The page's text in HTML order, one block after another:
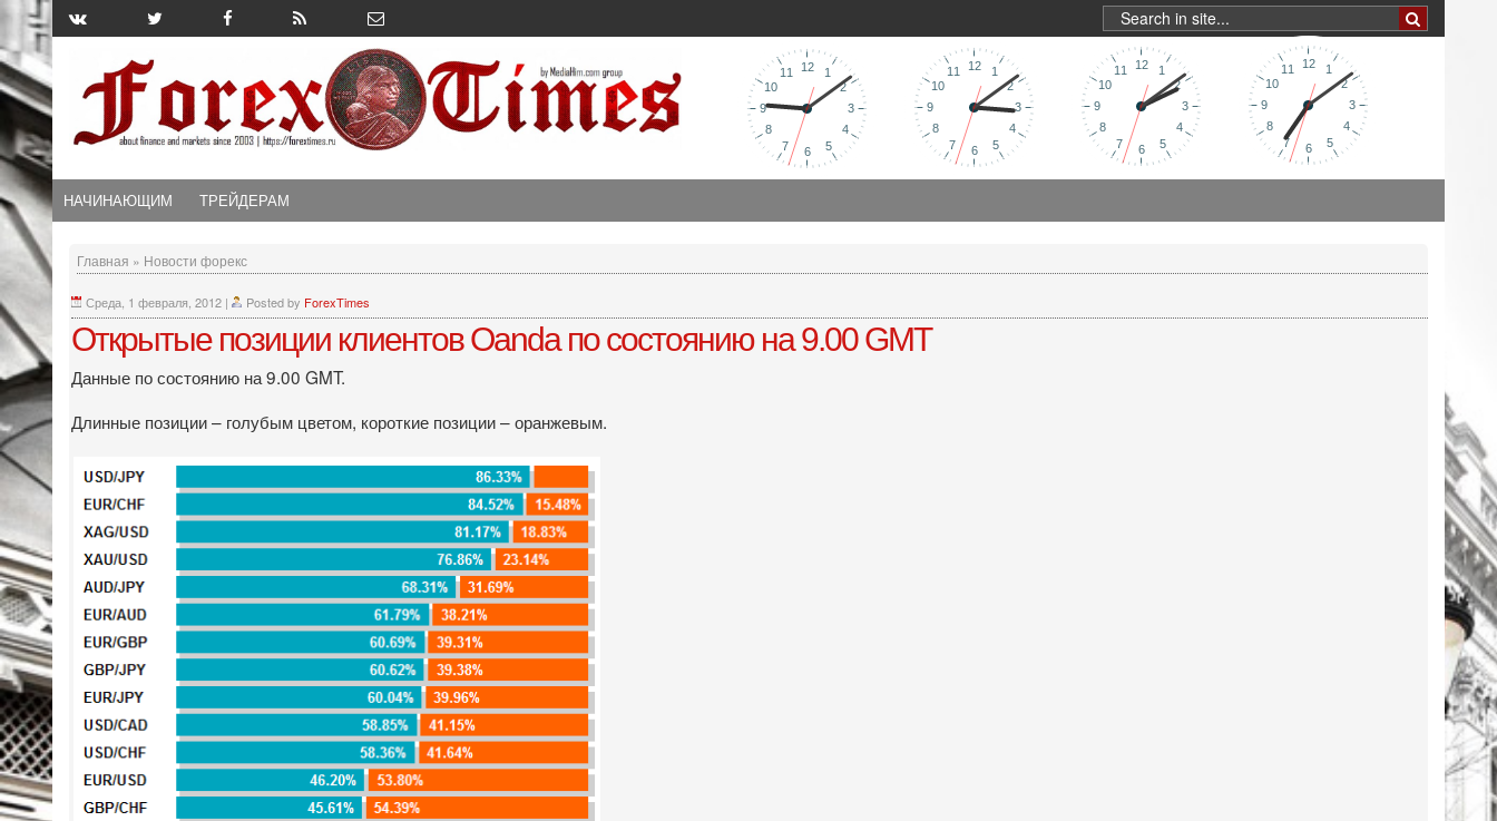
НАЧИНАЮЩИМ ТРЕЙДЕРАМ
Главная » Новости форекс
Среда, 1 февраля, 2012 | Posted by ForexTimes
Открытые позиции клиентов Oanda по состоянию на 9.00 GMT
Данные по состоянию на 9.00 GMT.
Длинные позиции – голубым цветом, короткие позиции – оранжевым.